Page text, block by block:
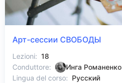
Арт-сессии СВОБОДЫ
Lezioni: 18
Conduttore:
Инга Романенко
Lingua del corso: Русский